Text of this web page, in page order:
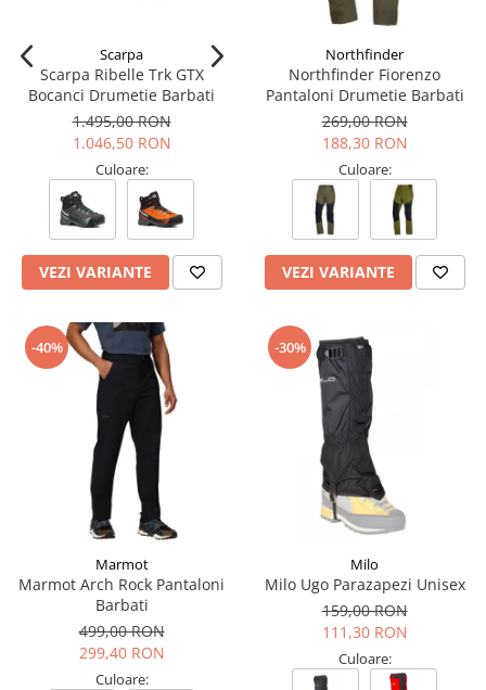
Incaltaminte drumetie
Bocanci alpinism
Ghete drumetie
Pantofi drumetie
Sandale
Intretinere echipamente
Rucsacuri & Accesorii
Saci de dormit
Scarpa
Scarpa Ribelle Trk GTX
Bocanci Drumetie Barbati
1.495,00 RON
1.046,50 RON
Culoare:
VEZI VARIANTE
Northfinder
Northfinder Fiorenzo
Pantaloni Drumetie Barbati
269,00 RON
188,30 RON
Culoare:
VEZI VARIANTE
-40%
Marmot
Marmot Arch Rock Pantaloni
Barbati
499,00 RON
299,40 RON
Culoare:
-30%
Milo
Milo Ugo Parazapezi Unisex
159,00 RON
111,30 RON
Culoare: